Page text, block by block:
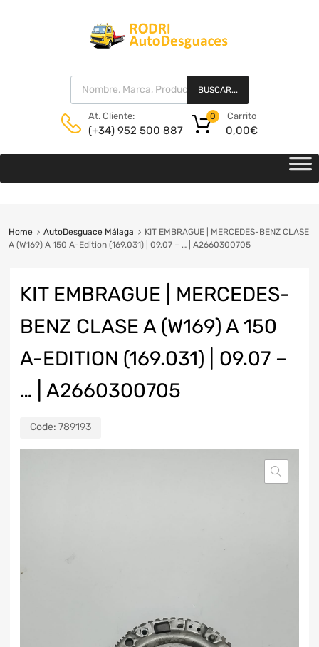
BUSCAR...
At. Cliente:
(+34) 952 500 887
Carrito
0,00€
0
Home AutoDesguace Málaga
KIT EMBRAGUE | MERCEDES-BENZ CLASE
A (W169) A 150 A-Edition (169.031) | 09.07 – … | A2660300705
KIT EMBRAGUE | MERCEDES-
BENZ CLASE A (W169) A 150
A-EDITION (169.031) | 09.07 –
… | A2660300705
Code: 789193